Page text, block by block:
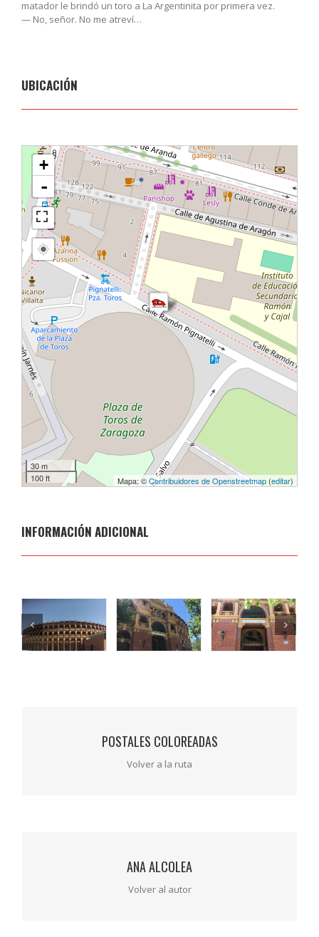
matador le brindó un toro a La Argentinita por primera vez.
— No, señor. No me atreví…
UBICACIÓN
cargando mapa - por favor, espere...
+
-
30 m
100 ft
Mapa: ©Contribuidores de Openstreetmap (editar)
INFORMACIÓN ADICIONAL
POSTALES COLOREADAS
Volver a la ruta
POSTALES COLOREADAS
ANA ALCOLEA
Volver al autor
ANA ALCOLEA